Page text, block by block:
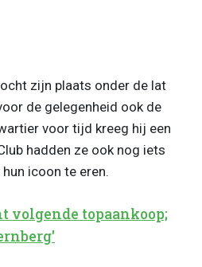
zijn plaats onder de lat
de gelegenheid ook de
voor tijd kreeg hij een
hadden ze ook nog iets
icoon te eren.
volgende topaankoop;